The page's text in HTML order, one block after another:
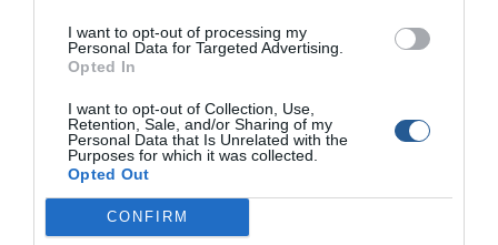
I want to opt-out of processing my
Personal Data for Targeted Advertising.
Opted In
I want to opt-out of Collection, Use,
Retention, Sale, and/or Sharing of my
Personal Data that Is Unrelated with the
Purposes for which it was collected.
Opted Out
CONFIRM
Παγκόσμιο ρεκόρ
ελεύθερης κατάδυσης με
πέδιλα στην Καλαμάτα
ΣΧΙΝΙΑΣ: Απαγόρευση
κολύμβησης, αλιείας &
Πέμπτη και την Παρασκευή
– Δείτε γιατί